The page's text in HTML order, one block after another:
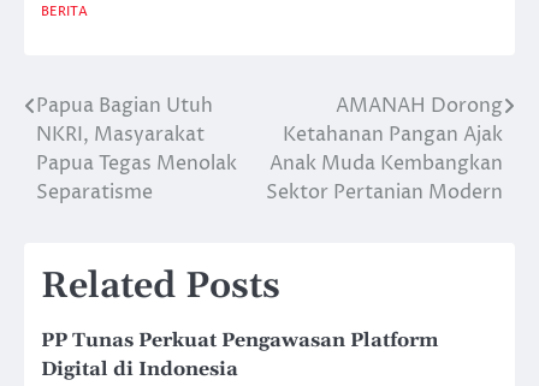
BERITA
Post
navigation
Papua Bagian Utuh
NKRI, Masyarakat
Papua Tegas Menolak
Separatisme
AMANAH Dorong
Ketahanan Pangan Ajak
Anak Muda Kembangkan
Sektor Pertanian Modern
Related Posts
PP Tunas Perkuat Pengawasan Platform
Digital di Indonesia